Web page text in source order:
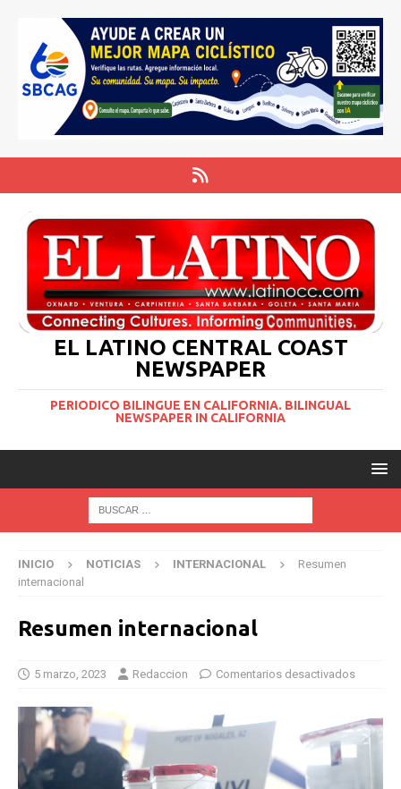
EL LATINO CENTRAL COAST
NEWSPAPER
PERIODICO BILINGUE EN CALIFORNIA. BILINGUAL
NEWSPAPER IN CALIFORNIA
INICIO NOTICIAS INTERNACIONAL
Resumen
internacional
Resumen internacional
5 marzo, 2023 Redaccion Comentarios desactivados